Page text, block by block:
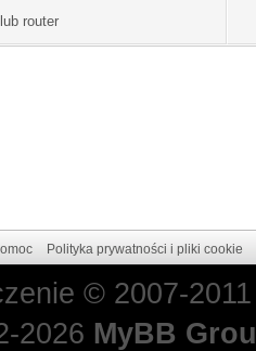
router
Polityka prywatności i pliki cookie
© 2007-
2026 MyBB